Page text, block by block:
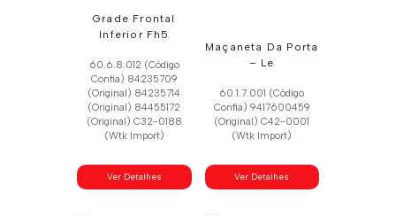
Grade Frontal
Inferior Fh5
60.6.8.012 (Código
Confia) 84235709
(Original) 84235714
(Original) 84455172
(Original) C32-0188
(Wtk Import)
Ver Detalhes
Maçaneta Da Porta
– Le
60.1.7.001 (Código
Confia) 9417600459
(Original) C42-0001
(Wtk Import)
Ver Detalhes